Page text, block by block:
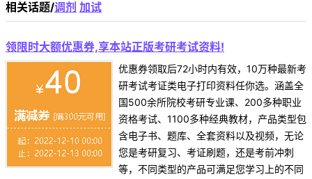
相关话题/调剂 加试
领限时大额优惠券,享本站正版考研考试资料!
优惠券领取后72小时内有效，10万种最新考
研考试考证类电子打印资料任你选。涵盖全
国500余所院校考研专业课、200多种职业
资格考试、1100多种经典教材，产品类型包
含电子书、题库、全套资料以及视频，无论
您是考研复习、考证刷题，还是考前冲刺
等，不同类型的产品可满足您学习上的不同